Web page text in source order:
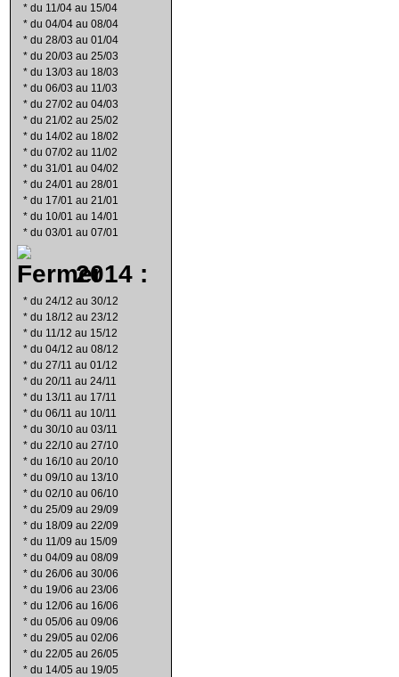
* du 11/04 au 15/04
* du 04/04 au 08/04
* du 28/03 au 01/04
* du 20/03 au 25/03
* du 13/03 au 18/03
* du 06/03 au 11/03
* du 27/02 au 04/03
* du 21/02 au 25/02
* du 14/02 au 18/02
* du 07/02 au 11/02
* du 31/01 au 04/02
* du 24/01 au 28/01
* du 17/01 au 21/01
* du 10/01 au 14/01
* du 03/01 au 07/01
2014 :
* du 24/12 au 30/12
* du 18/12 au 23/12
* du 11/12 au 15/12
* du 04/12 au 08/12
* du 27/11 au 01/12
* du 20/11 au 24/11
* du 13/11 au 17/11
* du 06/11 au 10/11
* du 30/10 au 03/11
* du 22/10 au 27/10
* du 16/10 au 20/10
* du 09/10 au 13/10
* du 02/10 au 06/10
* du 25/09 au 29/09
* du 18/09 au 22/09
* du 11/09 au 15/09
* du 04/09 au 08/09
* du 26/06 au 30/06
* du 19/06 au 23/06
* du 12/06 au 16/06
* du 05/06 au 09/06
* du 29/05 au 02/06
* du 22/05 au 26/05
* du 14/05 au 19/05